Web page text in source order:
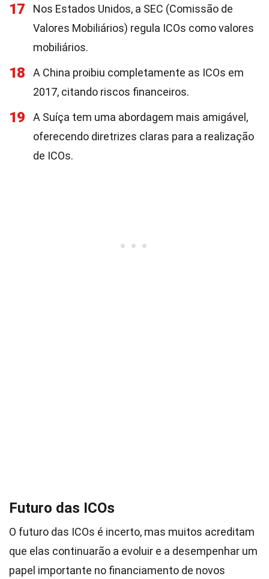
17
Nos Estados Unidos, a SEC (Comissão de
Valores Mobiliários) regula ICOs como valores
mobiliários.
18
A China proibiu completamente as ICOs em
2017, citando riscos financeiros.
19
A Suíça tem uma abordagem mais amigável,
oferecendo diretrizes claras para a realização
de ICOs.
Futuro das ICOs
O futuro das ICOs é incerto, mas muitos acreditam
que elas continuarão a evoluir e a desempenhar um
papel importante no financiamento de novos